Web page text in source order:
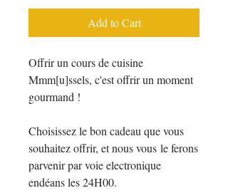
Add to Cart
Offrir un cours de cuisine
Mmm[u]ssels, c'est offrir un moment
gourmand !
Choisissez le bon cadeau que vous
souhaitez offrir, et nous vous le ferons
parvenir par voie electronique
endéans les 24H00.